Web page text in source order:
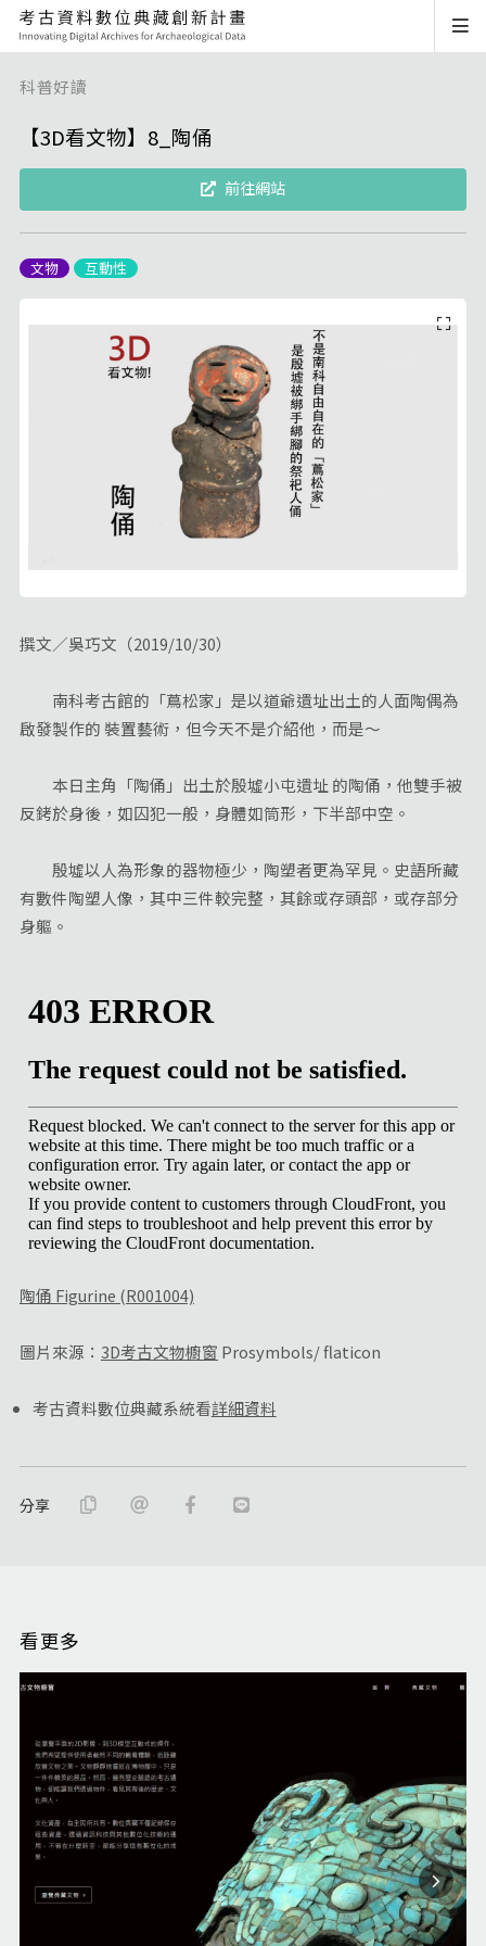
科普好讀
【3D看文物】8_陶俑
前往網站
文物 互動性
撰文／吳巧文（2019/10/30）
南科考古館的「蔦松家」是以道爺遺址出土的人面陶偶為
啟發製作的 裝置藝術，但今天不是介紹他，而是～
本日主角「陶俑」出土於殷墟小屯遺址 的陶俑，他雙手被
反銬於身後，如囚犯一般，身體如筒形，下半部中空。
殷墟以人為形象的器物極少，陶塑者更為罕見。史語所藏
有數件陶塑人像，其中三件較完整，其餘或存頭部，或存部分
身軀。
陶俑 Figurine (R001004)
圖片來源： 3D考古文物櫥窗 Prosymbols/ flaticon
考古資料數位典藏系統看詳細資料
分享
看更多